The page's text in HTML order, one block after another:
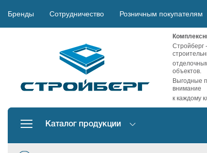
Бренды Сотрудничество Розничным покупателям
Стройберг
объектов.
Выгодные
внимание
к каждому
Каталог продукции